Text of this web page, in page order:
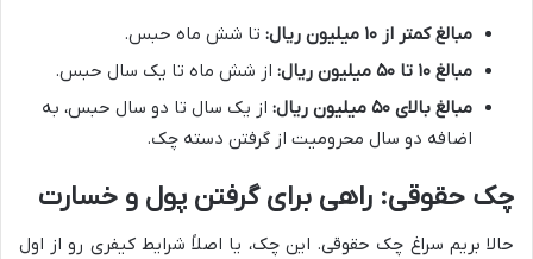
مبالغ کمتر از ۱۰ میلیون ریال:
تا شش ماه حبس.
مبالغ ۱۰ تا ۵۰ میلیون ریال:
از شش ماه تا یک سال حبس.
مبالغ بالای ۵۰ میلیون ریال:
از یک سال تا دو سال حبس، به
اضافه دو سال محرومیت از گرفتن دسته چک.
چک حقوقی: راهی برای گرفتن پول و خسارت
حالا بریم سراغ چک حقوقی. این چک، یا اصلاً شرایط کیفری رو از اول